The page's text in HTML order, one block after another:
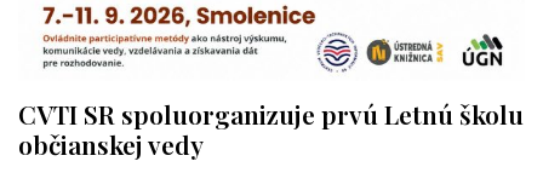
CVTI SR spoluorganizuje prvú Letnú školu
občianskej vedy